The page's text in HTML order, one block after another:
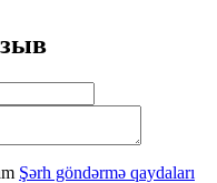
Şərh göndərmə qaydaları